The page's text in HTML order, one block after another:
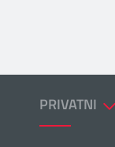
PRIVATNI